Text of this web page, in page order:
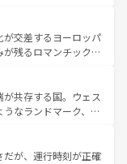
るスペインはその個
了する。 なお、新着のスペイン情報は コ
な宮殿、歴史的な大
自然が、訪れる者を心
の国としても知ら
ス、プロヴァンスの
しみ方が可能だ。さ
ており、どの街角に
異なる文化を体験で
ス情報はコンテンツ一覧
が交差するヨーロッパ
残るロマンチック街
きることがない。ベ
アルプスの絶景、そ
風景は必見。ビール
、新着の
してほしい。
共存する国。ウェス
なランドマーク、歴
優雅なアフタヌーン
英国パブ、サッカー観
だが、運行時刻が正確